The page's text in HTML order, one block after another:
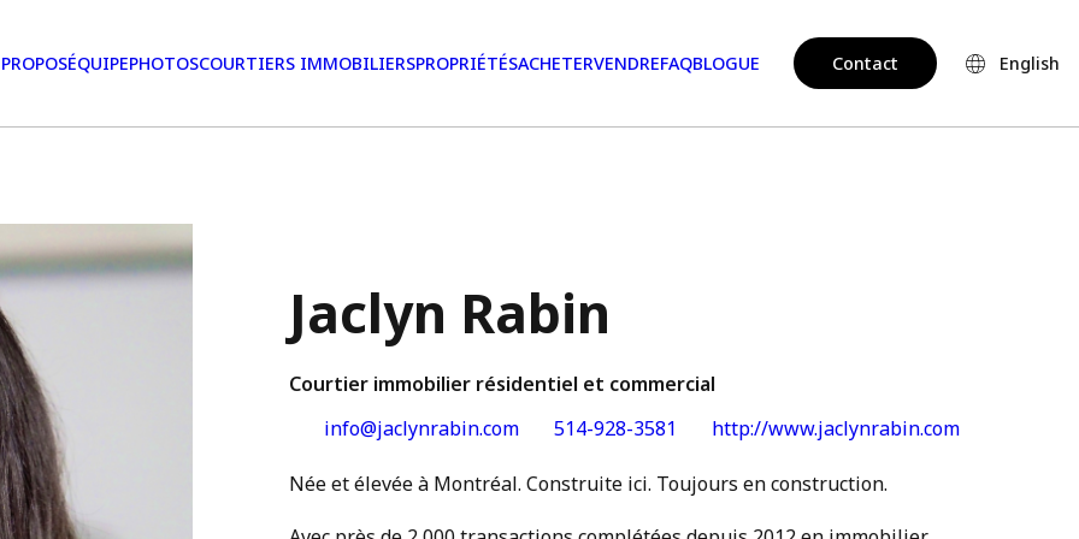
ÉQUIPEPHOTOSCOURTIERS IMMOBILIERSPROPRIÉTÉSACHETERVENDREFAQBLOGUE Contact English
Jaclyn Rabin
Courtier immobilier résidentiel et commercial
info@jaclynrabin.com
514-928-3581 http://www.jaclynrabin.com
Née et élevée à Montréal. Construite ici. Toujours en construction.